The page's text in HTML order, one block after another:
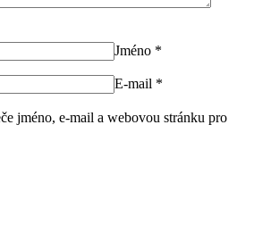
Jméno *
E-mail *
jméno, e-mail a webovou stránku pro